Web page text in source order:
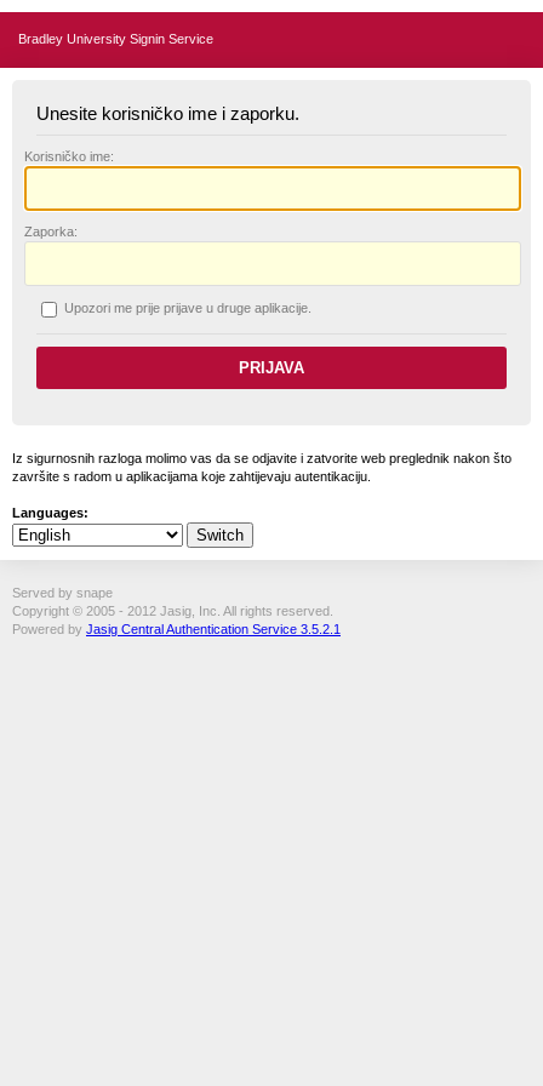
Bradley University Signin Service
Unesite korisničko ime i zaporku.
Korisničko ime:
Zaporka:
Upozori me prije prijave u druge aplikacije.
Iz sigurnosnih razloga molimo vas da se odjavite i zatvorite web preglednik nakon što
završite s radom u aplikacijama koje zahtijevaju autentikaciju.
Languages:
Served by snape
Copyright © 2005 - 2012 Jasig, Inc. All rights reserved.
Powered by Jasig Central Authentication Service 3.5.2.1